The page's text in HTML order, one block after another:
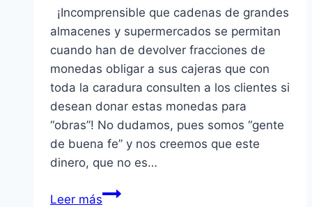
¡Incomprensible que cadenas de grandes
almacenes y supermercados se permitan
cuando han de devolver fracciones de
monedas obligar a sus cajeras que con
toda la caradura consulten a los clientes si
desean donar estas monedas para
“obras”! No dudamos, pues somos “gente
de buena fe” y nos creemos que este
dinero, que no es…
Leer más¿Los